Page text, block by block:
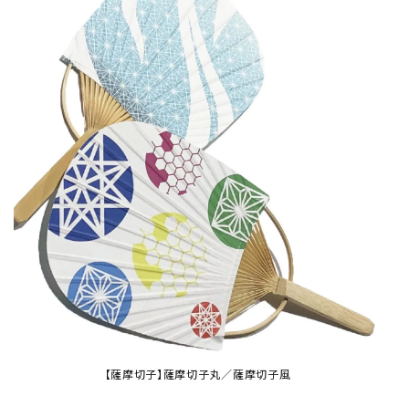
【薩摩切子】薩摩切子丸／薩摩切子風